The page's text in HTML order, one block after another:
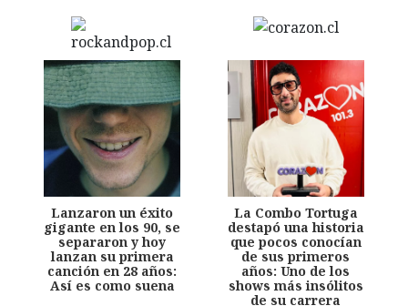
Lanzaron un éxito
gigante en los 90, se
separaron y hoy
lanzan su primera
canción en 28 años:
Así es como suena
La Combo Tortuga
destapó una historia
que pocos conocían
de sus primeros
años: Uno de los
shows más insólitos
de su carrera